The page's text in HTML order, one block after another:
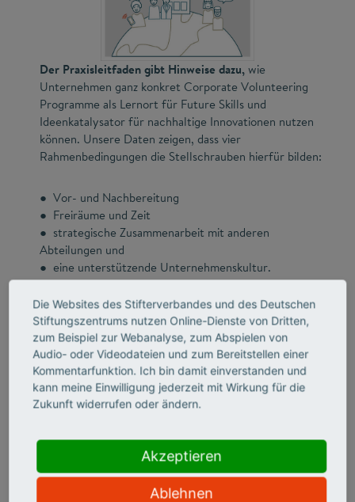
Der Praxisleitfaden gibt Hinweise dazu,wie
Unternehmen ganz konkret Corporate Volunteering
Programme als Lernort für Future Skills und
Ideenkatalysator für nachhaltige Innovationen nutzen
können. Unsere Daten zeigen, dass vier
Rahmenbedingungen die Stellschrauben hierfür bilden:
● Vor- und Nachbereitung
● Freiräume und Zeit
● strategische Zusammenarbeit mit anderen
Abteilungen und
● eine unterstützende Unternehmenskultur.
Neben Praxistipps und Praxisbeispielen enthält der
Praxisleitfaden Hinweise zu weiterführenden Materialien
zum Thema, zum Beispiel zum Workshop-Kit "Collaborate
for Impact" und spannenden Podcasts.
Die Websites des Stifterverbandes und des Deutschen
Stiftungszentrums nutzen Online-Dienste von Dritten,
zum Beispiel zur Webanalyse, zum Abspielen von
Audio- oder Videodateien und zum Bereitstellen einer
Kommentarfunktion. Ich bin damit einverstanden und
kann meine Einwilligung jederzeit mit Wirkung für die
Zukunft widerrufen oder ändern.
Akzeptieren
Ablehnen